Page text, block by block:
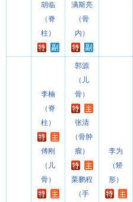
胡临
（脊
柱）
满斯亮
（骨
内）
李楠
（脊
柱）
傅刚
（儿
骨）
郭源
（儿
骨）
张清
（骨肿
瘤）
栗鹏程
（手
李为
（矫
形）